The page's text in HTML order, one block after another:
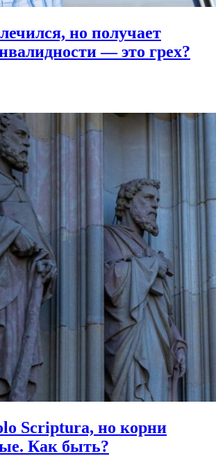
но получает
— это грех?
Scriptura, но корни
Как быть?